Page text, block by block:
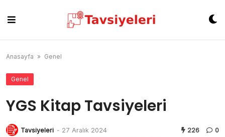
content
Anasayfa » Genel
Genel
YGS Kitap Tavsiyeleri
Tavsiyeleri - 27 Aralık 2024 226 0